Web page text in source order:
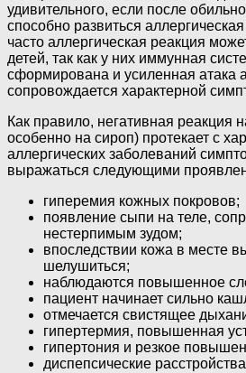
удивительного, если после
способно развиться
часто аллергическая реакция
детей, так как у них иммунная
сформирована и усиленная атака
сопровождается характерной
Как правило, негативная реакция
особенно на сироп) протекает с
аллергических заболеваний
выражаться следующими
гиперемия кожных покровов;
появление сыпи на теле,
нестерпимым зудом;
впоследствии кожа в месте
шелушиться;
наблюдаются повышенное
пациент начинает сильно
отмечается свистящее
гипертермия, повышенная
гипертония и резкое
диспепсические